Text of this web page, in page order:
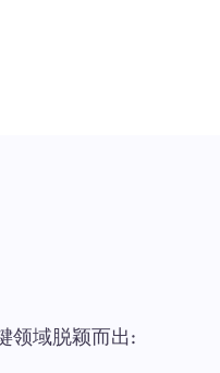
领域脱颖而出: